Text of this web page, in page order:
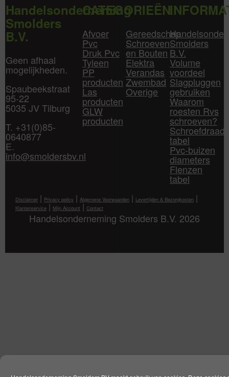
Handelsonderneming
Smolders
B.V.
Geen afhaal
mogelijkheden.
Spaubeekstraat
95-22
5035 JV Tilburg
T. +31(0)85-
0640877
E.
info@smoldersbv.nl
CATEGORIEËN
Afvoer
Pvc
Druk Pvc
Tyleen
PP
producten
Las
producten
GLW
producten
Gereedschap
Schroeven
en Bouten
Elektra
Verandas
Zwembad
Overige
Smolders
B.V.
Volume
voordeel
Slagpluggen
gebruiken
Waarom
roesten Rvs
schroeven?
Schroefdraad
tabel
Pvc-buizen
diameters
Flenzen
tabel
Disclaimer | Privacy policy | Algemene Voorwaarden | Levertijden & Bezorgkosten |
Klantenservice | Mijn Account | Contact
Handelsonderneming Smolders B.V. 2026